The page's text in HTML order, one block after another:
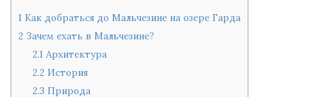
1 Как добраться до Мальчезине на озере Гарда
2 Зачем ехать в Мальчезине?
2.1 Архитектура
2.2 История
2.3 Природа